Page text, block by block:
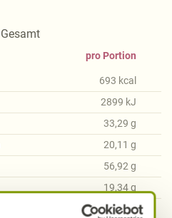
Gesamt
pro Portion
693 kcal
2899 kJ
33,29 g
20,11 g
56,92 g
19,34g
10,82g